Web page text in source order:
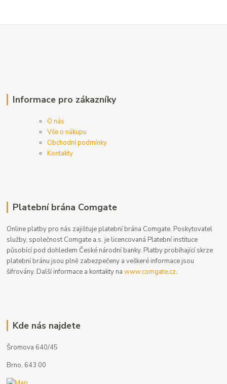
Informace pro zákazníky
O nás
Vše o nákupu
Obchodní podmínky
Kontakty
Platební brána Comgate
Online platby pro nás zajišťuje platební brána Comgate. Poskytovatel
služby, společnost Comgate a.s. je licencovaná Platební instituce
působící pod dohledem České národní banky. Platby probíhající skrze
platební bránu jsou plně zabezpečeny a veškeré informace jsou
šifrovány. Další informace a kontakty nawww.comgate.cz.
Kde nás najdete
Šromova 640/45
Brno, 643 00